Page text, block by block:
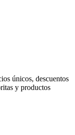
únicos, descuentos
y productos